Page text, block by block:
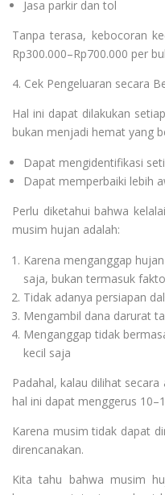
Jasa parkir dan tol
Tanpa terasa, kebocoran
Rp300.000–Rp700.000 per
4. Cek Pengeluaran secara
Hal ini dapat dilakukan
bukan menjadi hemat yang
Dapat mengidentifikasi
Dapat memperbaiki lebih
Perlu diketahui bahwa
musim hujan adalah:
Karena menganggap
saja, bukan termasuk
Tidak adanya persiapan
Mengambil dana darurat
Menganggap tidak
kecil saja
Padahal, kalau dilihat
hal ini dapat menggerus
Karena musim tidak dapat
direncanakan.
Kita tahu bahwa musim